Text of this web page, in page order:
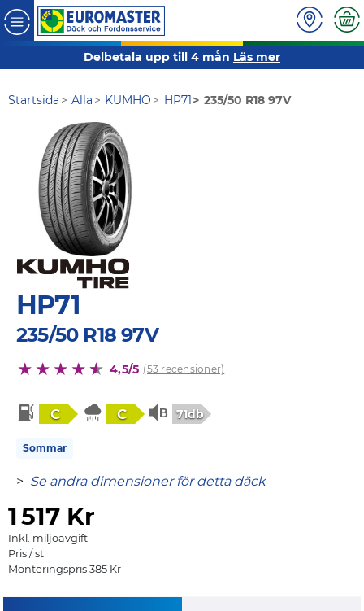
Delbetala upp till 4 mån Läs mer
Startsida Alla KUMHO HP71 235/50 R18 97V
HP71
235/50 R18 97V
4,5/5 (53 recensioner)
C C 71db
Sommar
> Se andra dimensioner för detta däck
1517 Kr
Inkl. miljöavgift
Pris / st
Monteringspris 385 Kr